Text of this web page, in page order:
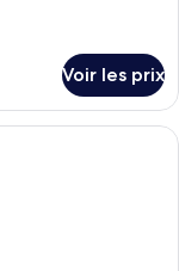
Voir les prix